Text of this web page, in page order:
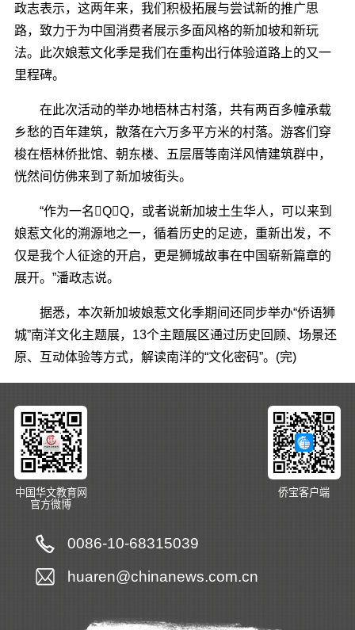
政志表示，这两年来，我们积极拓展与尝试新的推广思
路，致力于为中国消费者展示多面风格的新加坡和新玩
法。此次娘惹文化季是我们在重构出行体验道路上的又一
里程碑。
在此次活动的举办地梧林古村落，共有两百多幢承载
乡愁的百年建筑，散落在六万多平方米的村落。游客们穿
梭在梧林侨批馆、朝东楼、五层厝等南洋风情建筑群中，
恍然间仿佛来到了新加坡街头。
“作为一名QQ，或者说新加坡土生华人，可以来到
娘惹文化的溯源地之一，循着历史的足迹，重新出发，不
仅是我个人征途的开启，更是狮城故事在中国崭新篇章的
展开。”潘政志说。
据悉，本次新加坡娘惹文化季期间还同步举办“侨语狮
城”南洋文化主题展，13个主题展区通过历史回顾、场景还
原、互动体验等方式，解读南洋的“文化密码”。(完)
中国华文教育网
官方微博
侨宝客户端
0086-10-68315039
huaren@chinanews.com.cn